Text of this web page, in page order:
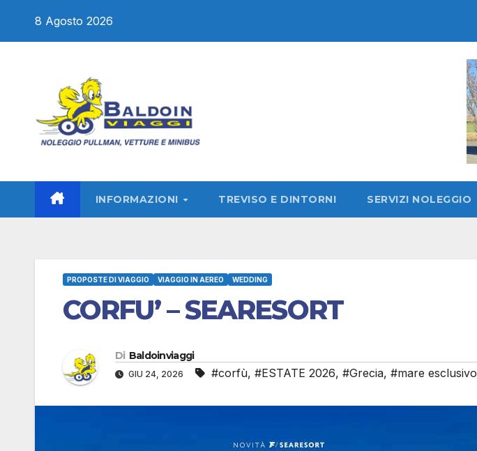
8 Agosto 2026
INFORMAZIONI TREVISO E DINTORNI SERVIZI NOLEGGIO
PROPOSTE DI VIAGGIO VIAGGIO IN AEREO WEDDING
CORFU’ – SEARESORT
Di Baldoinviaggi
GIU 24, 2026 #corfù, #ESTATE 2026, #Grecia, #mare esclusivo